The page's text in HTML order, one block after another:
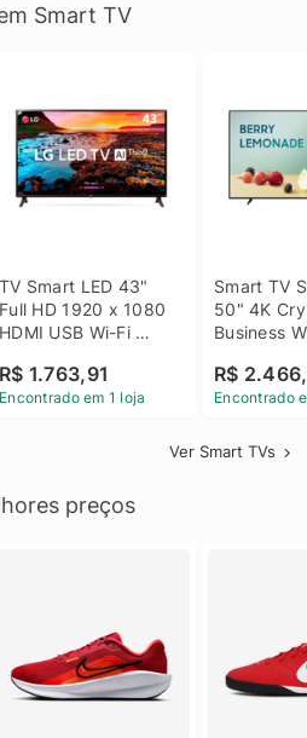
Smart TV
TV Smart LED 43"
Full HD 1920 x 1080
HDMI USB Wi-Fi
43LM631C0SB LG
R$ 1.763,91
Encontrado em 1 loja
Smart TV
50" 4K
Business
R$
Encontrado
Ver Smart TVs
preços